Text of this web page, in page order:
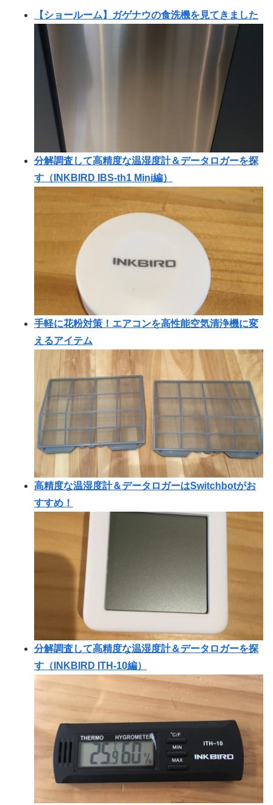
【ショールーム】ガゲナウの食洗機を見てきました
分解調査して高精度な温湿度計＆データロガーを探
す（INKBIRD IBS-th1 Mini編）
手軽に花粉対策！エアコンを高性能空気清浄機に変
えるアイテム
高精度な温湿度計＆データロガーはSwitchbotがお
すすめ！
分解調査して高精度な温湿度計＆データロガーを探
す（INKBIRD ITH-10編）